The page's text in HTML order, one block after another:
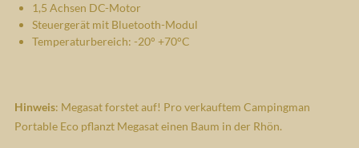
1,5 Achsen DC-Motor
Steuergerät mit Bluetooth-Modul
Temperaturbereich: -20° +70°C
Hinweis: Megasat forstet auf! Pro verkauftem Campingman
Portable Eco pflanzt Megasat einen Baum in der Rhön.